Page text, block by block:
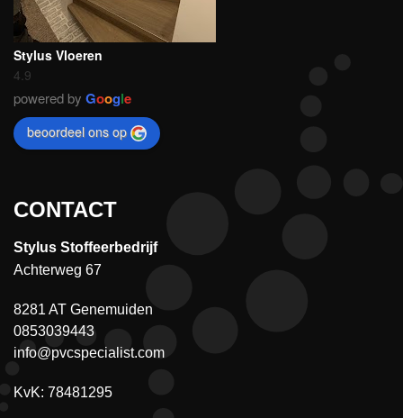
Stylus Vloeren
4.9
powered by Google
beoordeel ons op
CONTACT
Stylus Stoffeerbedrijf
Achterweg 67
8281 AT Genemuiden
0853039443
info@pvcspecialist.com
KvK: 78481295